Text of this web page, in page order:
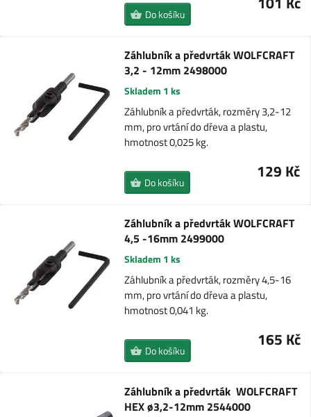
Do košíku
Záhlubník a předvrták WOLFCRAFT
3,2 - 12mm 2498000
Skladem 1 ks
Záhlubník a předvrták, rozměry 3,2-12
mm, pro vrtání do dřeva a plastu,
hmotnost 0,025 kg.
129 Kč
Do košíku
Záhlubník a předvrták WOLFCRAFT
4,5 -16mm 2499000
Skladem 1 ks
Záhlubník a předvrták, rozměry 4,5-16
mm, pro vrtání do dřeva a plastu,
hmotnost 0,041 kg.
165 Kč
Do košíku
Záhlubník a předvrták WOLFCRAFT
HEX ø3,2-12mm 2544000